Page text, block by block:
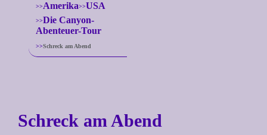
Amerika
USA
Die Canyon-
Abenteuer-Tour
Schreck am Abend
Schreck am Abend